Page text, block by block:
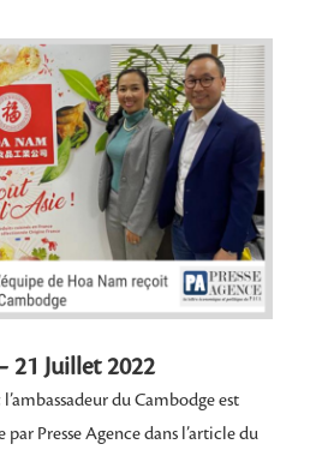
21 Juillet 2022
du Cambodge est
Presse Agence dans l’article du